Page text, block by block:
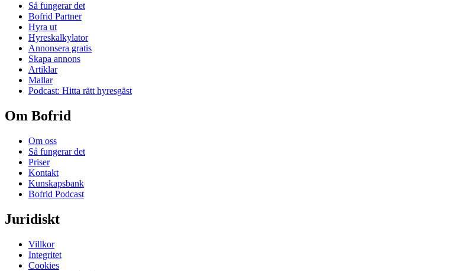
Så fungerar det
Bofrid Partner
Hyra ut
Hyreskalkylator
Annonsera gratis
Skapa annons
Artiklar
Mallar
Podcast: Hitta rätt hyresgäst
Om Bofrid
Om oss
Så fungerar det
Priser
Kontakt
Kunskapsbank
Bofrid Podcast
Juridiskt
Villkor
Integritet
Cookies